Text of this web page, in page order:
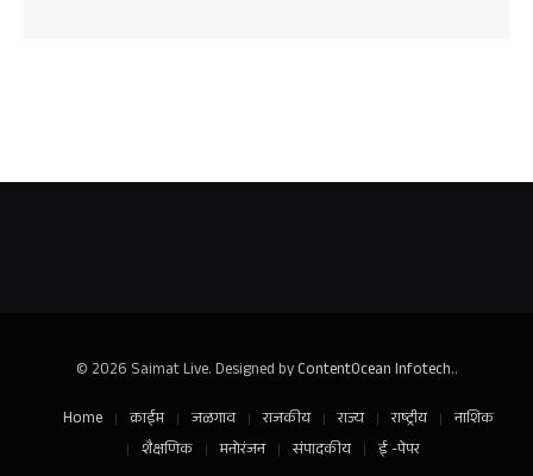
© 2026 Saimat Live. Designed byContentOcean Infotech..
Home
क्राईम जळगाव राजकीय राज्य राष्ट्रीय
नाशिक
शैक्षणिक
मनोरंजन संपादकीय ई -पेपर